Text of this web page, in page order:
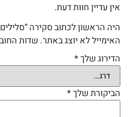
אין עדיין חוות דעת.
היה הראשון לכתוב סקירה
האימייל לא יוצג באתר. שדות
הדירוג שלך*
הביקורת שלך*